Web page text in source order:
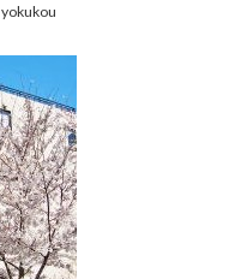
yokukou